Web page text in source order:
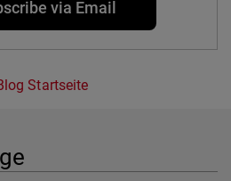
via Email
Startseite